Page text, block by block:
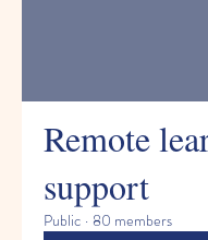
Remote
support
Public · 80 members